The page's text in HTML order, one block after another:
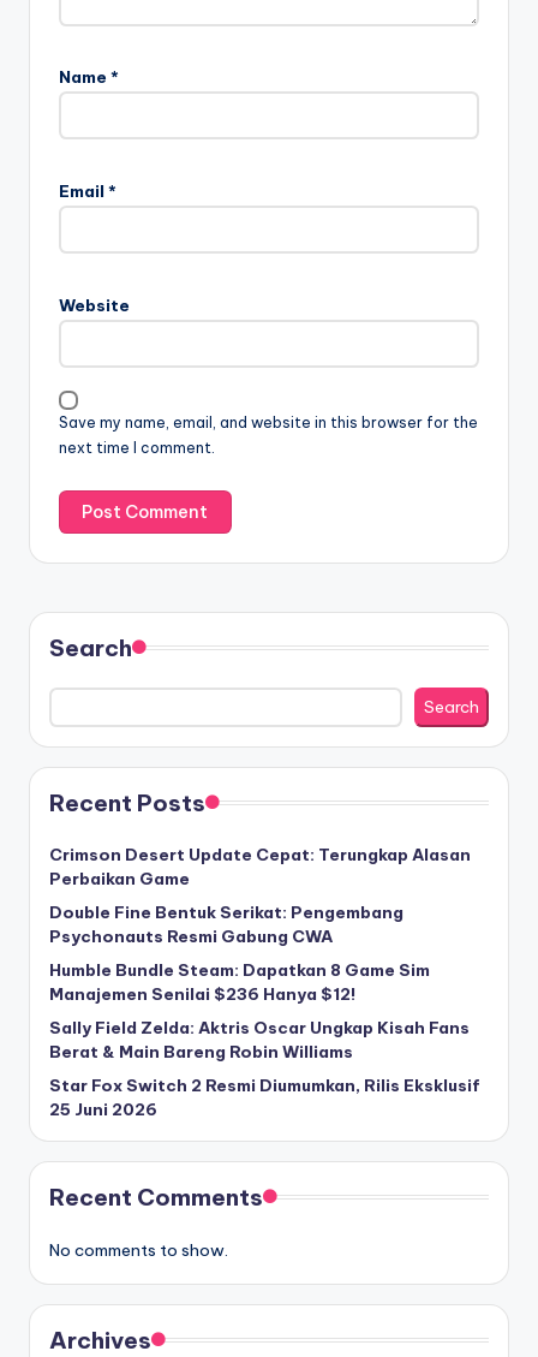
Name *
Email *
Website
Save my name, email, and website in this browser for the
next time I comment.
Search
Search
Recent Posts
Crimson Desert Update Cepat: Terungkap Alasan
Perbaikan Game
Double Fine Bentuk Serikat: Pengembang
Psychonauts Resmi Gabung CWA
Humble Bundle Steam: Dapatkan 8 Game Sim
Manajemen Senilai $236 Hanya $12!
Sally Field Zelda: Aktris Oscar Ungkap Kisah Fans
Berat & Main Bareng Robin Williams
Star Fox Switch 2 Resmi Diumumkan, Rilis Eksklusif
25 Juni 2026
Recent Comments
No comments to show.
Archives